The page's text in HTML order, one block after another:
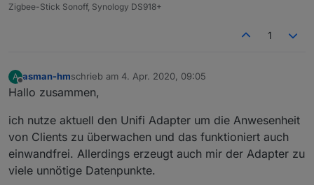
Zigbee-Stick Sonoff, Synology DS918+
1
A
Offline
asman-hmschrieb am 4. Apr. 2020, 09:05
zuletzt editiert von
Hallo zusammen,
ich nutze aktuell den Unifi Adapter um die Anwesenheit
von Clients zu überwachen und das funktioniert auch
einwandfrei. Allerdings erzeugt auch mir der Adapter zu
viele unnötige Datenpunkte.